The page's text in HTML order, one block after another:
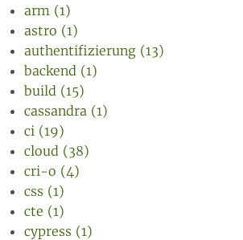
arm (1)
astro (1)
authentifizierung (13)
backend (1)
build (15)
cassandra (1)
ci (19)
cloud (38)
cri-o (4)
css (1)
cte (1)
cypress (1)